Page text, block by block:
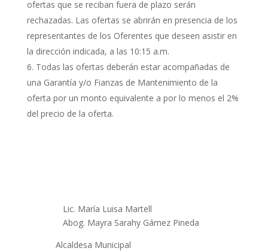
ofertas que se reciban fuera de plazo serán
rechazadas. Las ofertas se abrirán en presencia de los
representantes de los Oferentes que deseen asistir en
la dirección indicada, a las 10:15 a.m.
Todas las ofertas deberán estar acompañadas de
una Garantía y/o Fianzas de Mantenimiento de la
oferta por un monto equivalente a por lo menos el 2%
del precio de la oferta.
Lic. María Luisa Martell
Abog. Mayra Sarahy Gámez Pineda
Alcaldesa Municipal